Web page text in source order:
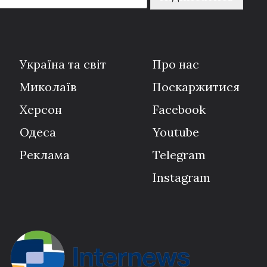
Україна та світ
Миколаїв
Херсон
Одеса
Реклама
Про нас
Поскаржитися
Facebook
Youtube
Telegram
Instagram